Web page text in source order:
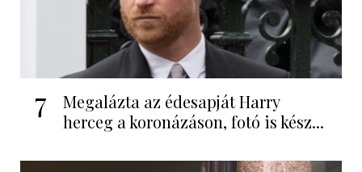
7
Megalázta az édesapját Harry
herceg a koronázáson, fotó is kész...